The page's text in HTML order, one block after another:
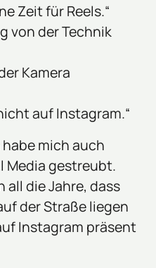
Zeit für Reels.“
von der Technik
Kamera
auf Instagram.“
mich auch
Media gestreubt.
die Jahre, dass
der Straße liegen
Instagram präsent